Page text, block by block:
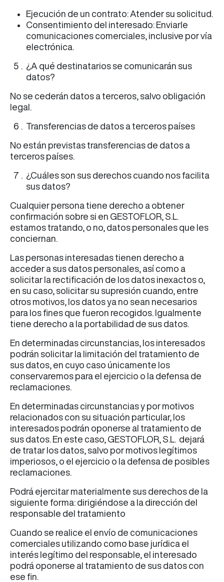
Ejecución de un contrato: Atender su solicitud.
Consentimiento del interesado: Enviarle
comunicaciones comerciales, inclusive por vía
electrónica.
¿A qué destinatarios se comunicarán sus
datos?
No se cederán datos a terceros, salvo obligación
legal.
Transferencias de datos a terceros países
No están previstas transferencias de datos a
terceros países.
¿Cuáles son sus derechos cuando nos facilita
sus datos?
Cualquier persona tiene derecho a obtener
confirmación sobre si en GESTOFLOR, S.L.
estamos tratando, o no, datos personales que les
conciernan.
Las personas interesadas tienen derecho a
acceder a sus datos personales, así como a
solicitar la rectificación de los datos inexactos o,
en su caso, solicitar su supresión cuando, entre
otros motivos, los datos ya no sean necesarios
para los fines que fueron recogidos. Igualmente
tiene derecho a la portabilidad de sus datos.
En determinadas circunstancias, los interesados
podrán solicitar la limitación del tratamiento de
sus datos, en cuyo caso únicamente los
conservaremos para el ejercicio o la defensa de
reclamaciones.
En determinadas circunstancias y por motivos
relacionados con su situación particular, los
interesados podrán oponerse al tratamiento de
sus datos. En este caso, GESTOFLOR, S.L. dejará
de tratar los datos, salvo por motivos legítimos
imperiosos, o el ejercicio o la defensa de posibles
reclamaciones.
Podrá ejercitar materialmente sus derechos de la
siguiente forma: dirigiéndose a la dirección del
responsable del tratamiento
Cuando se realice el envío de comunicaciones
comerciales utilizando como base jurídica el
interés legítimo del responsable, el interesado
podrá oponerse al tratamiento de sus datos con
ese fin.